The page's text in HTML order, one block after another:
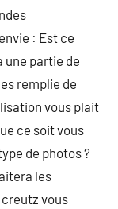
: Est ce
une partie de
remplie de
vous plait
ce soit vous
de photos ?
les
vous